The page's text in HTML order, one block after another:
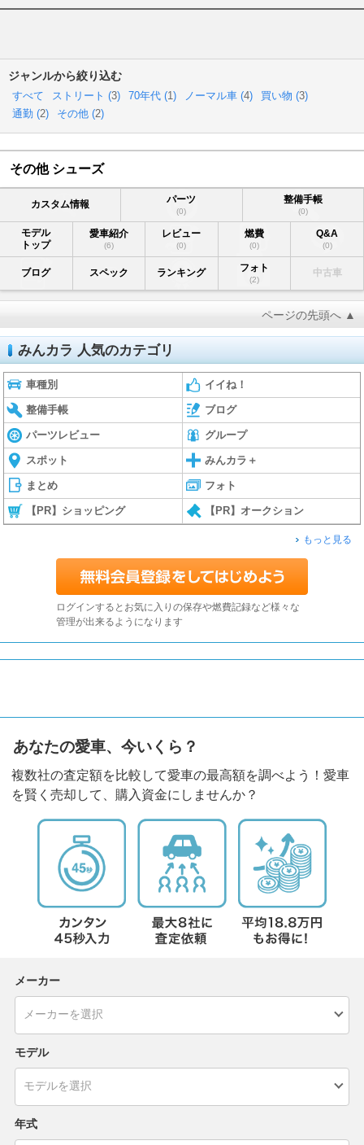
ジャンルから絞り込む
すべて ストリート (3) 70年代 (1 ) ノーマル車 (4) 買い物 (3)
通勤 (2) その他 (2)
その他 シューズ
カスタム情報 パーツ
(0)
整備手帳
(0)
モデル
トップ
愛車紹介
(6)
レビュー
(0)
燃費
(0)
Q&A
(0)
ブログ スペック ランキング フォト
(2)
中古車
ページの先頭へ ▲
みんカラ 人気のカテゴリ
車種別 イイね！
整備手帳 ブログ
パーツレビュー グループ
スポット みんカラ＋
まとめ フォト
【PR】ショッピング 【PR】オークション
もっと見る
ログインするとお気に入りの保存や燃費記録など様々な
管理が出来るようになります
あなたの愛車、今いくら？
複数社の査定額を比較して愛車の最高額を調べよう！愛車
を賢く売却して、購入資金にしませんか？
メーカー
モデル
年式